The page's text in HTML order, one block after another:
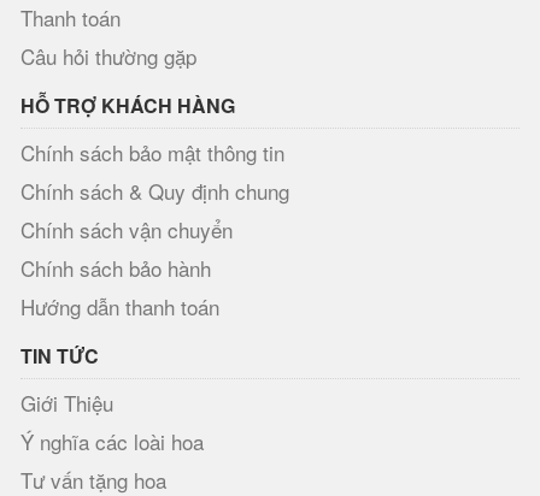
Thanh toán
Câu hỏi thường gặp
HỖ TRỢ KHÁCH HÀNG
Chính sách bảo mật thông tin
Chính sách & Quy định chung
Chính sách vận chuyển
Chính sách bảo hành
Hướng dẫn thanh toán
TIN TỨC
Giới Thiệu
Ý nghĩa các loài hoa
Tư vấn tặng hoa